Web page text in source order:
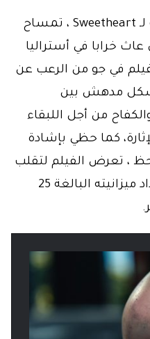
استنادًا إلى القصة الحقيقية لـ Sweetheart ، تمساح
عاث خرابا في أستراليا
في جو من الرعب عن
مدهش بين
من أجل اللبقاء
كما حظي بإشادة
، تعرض الفيلم لتقلب
تجاري، ولم يتمكن من استرداد ميزانيته البالغة 25